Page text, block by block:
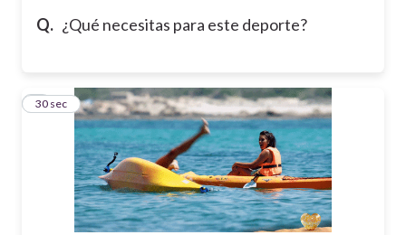
Q. ¿Qué necesitas para este deporte?
5
30 sec